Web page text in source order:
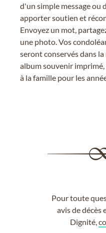
d'un simple message ou
apporter soutien et
Envoyez un mot,
une photo. Vos
seront conservés dans
album souvenir
à la famille pour les
Pour toute
avis de décès
Dignité,